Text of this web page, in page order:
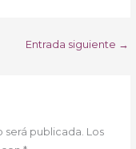
Entrada siguiente →
publicada. Los